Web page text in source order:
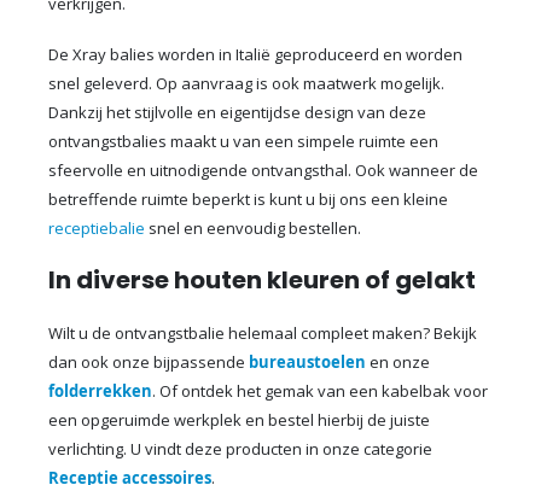
De Xray balies worden in Italië geproduceerd en worden
snel geleverd. Op aanvraag is ook maatwerk mogelijk.
Dankzij het stijlvolle en eigentijdse design van deze
ontvangstbalies maakt u van een simpele ruimte een
sfeervolle en uitnodigende ontvangsthal. Ook wanneer de
betreffende ruimte beperkt is kunt u bij ons een kleine
receptiebalie snel en eenvoudig bestellen.
In diverse houten kleuren of gelakt
Wilt u de ontvangstbalie helemaal compleet maken? Bekijk
dan ook onze bijpassende bureaustoelen en onze
folderrekken. Of ontdek het gemak van een kabelbak voor
een opgeruimde werkplek en bestel hierbij de juiste
verlichting. U vindt deze producten in onze categorie
Receptie accessoires.